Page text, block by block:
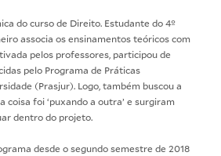
do curso de Direito. Estudante do 4º
associa os ensinamentos teóricos com
pelos professores, participou de
pelo Programa de Práticas
(Prasjur). Logo, também buscou a
coisa foi ‘puxando a outra’ e surgiram
dentro do projeto.
desde o segundo semestre de 2018